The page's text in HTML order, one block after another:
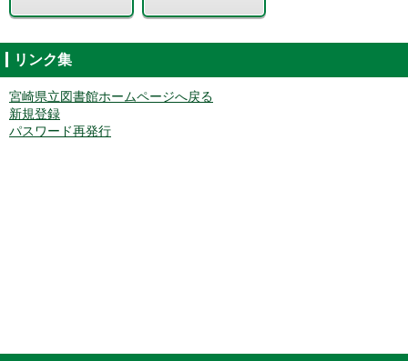
リンク集
宮崎県立図書館ホームページへ戻る
新規登録
パスワード再発行